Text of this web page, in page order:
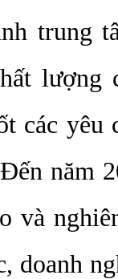
trung
lượng
các
năm
và
doanh